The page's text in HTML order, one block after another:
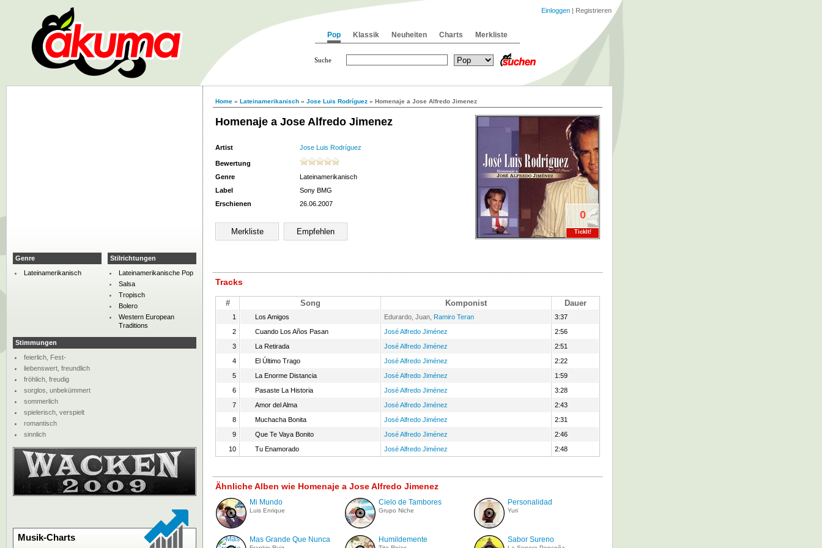
Home » Lateinamerikanisch » Jose Luis Rodríguez » Homenaje a Jose Alfredo Jimenez
Homenaje a Jose Alfredo Jimenez
0
TickIt!
Artist Jose Luis Rodríguez
Bewertung
Genre
Lateinamerikanisch
Label
Sony BMG
Erschienen
26.06.2007
Tracks
# Song Komponist Dauer
1 Los Amigos Edurardo, Juan, Ramiro Teran
3:37
2
Cuando Los Años Pasan José Alfredo Jiménez
2:56
3
La Retirada José Alfredo Jiménez
2:51
4
El Último Trago José Alfredo Jiménez
2:22
5
La Enorme Distancia José Alfredo Jiménez
1:59
6
Pasaste La Historia José Alfredo Jiménez
3:28
7
Amor del Alma José Alfredo Jiménez
2:43
8
Muchacha Bonita José Alfredo Jiménez
2:31
9
Que Te Vaya Bonito José Alfredo Jiménez
2:46
10
Tu Enamorado José Alfredo Jiménez 2:48
Ähnliche Alben wie Homenaje a Jose Alfredo Jimenez
Mi Mundo
Luis Enrique
Cielo de Tambores
Grupo Niche
Personalidad
Yuri
Mas Grande Que Nunca Humildemente Sabor Sureno
Genre
Lateinamerikanisch
Stilrichtungen
Lateinamerikanische Pop
Salsa
Tropisch
Bolero
Western European
Traditions
Stimmungen
feierlich, Fest-
liebenswert, freundlich
fröhlich, freudig
sorglos, unbekümmert
sommerlich
spielerisch, verspielt
romantisch
sinnlich
Musik-Charts
Pop Klassik Neuheiten Charts Merkliste
Einloggen | Registrieren
Suche